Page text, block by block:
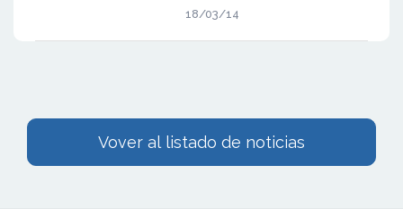
18/03/14
Vover al listado de noticias